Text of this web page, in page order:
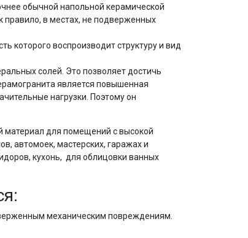
обычной напольной керамической
правило, в местах, не подверженных
которого воспроизводит структуру и вид
солей. Это позволяет достичь
является повышенная
нагрузки. Поэтому он
материал для помещений с высокой
автомоек, мастерских, гаражах и
кухонь, для облицовки ванных
механическим повреждениям.